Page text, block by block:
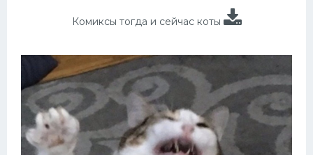
Комиксы тогда и сейчас коты